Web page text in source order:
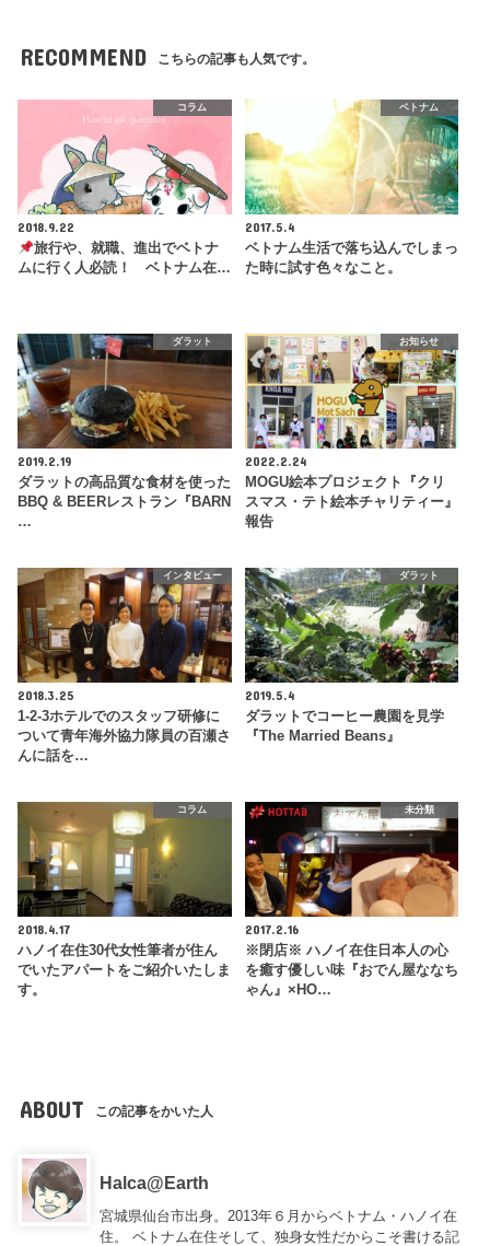
RECOMMEND こちらの記事も人気です。
コラム
2018.9.22
旅行や、就職、進出でベトナ
ムに行く人必読！ ベトナム在…
ベトナム
2017.5.4
ベトナム生活で落ち込んでしまっ
た時に試す色々なこと。
ダラット
2019.2.19
ダラットの高品質な食材を使った
BBQ & BEERレストラン『BARN
…
お知らせ
2022.2.24
MOGU絵本プロジェクト『クリ
スマス・テト絵本チャリティー』
報告
インタビュー
2018.3.25
1-2-3ホテルでのスタッフ研修に
ついて青年海外協力隊員の百瀬さ
んに話を…
ダラット
2019.5.4
ダラットでコーヒー農園を見学
『The Married Beans』
コラム
2018.4.17
ハノイ在住30代女性筆者が住ん
でいたアパートをご紹介いたしま
す。
未分類
2017.2.16
※閉店※ ハノイ在住日本人の心
を癒す優しい味『おでん屋ななち
ゃん』×HO…
ABOUT この記事をかいた人
Halca@Earth
宮城県仙台市出身。2013年６月からベトナム・ハノイ在
住。 ベトナム在住そして、独身女性だからこそ書ける記